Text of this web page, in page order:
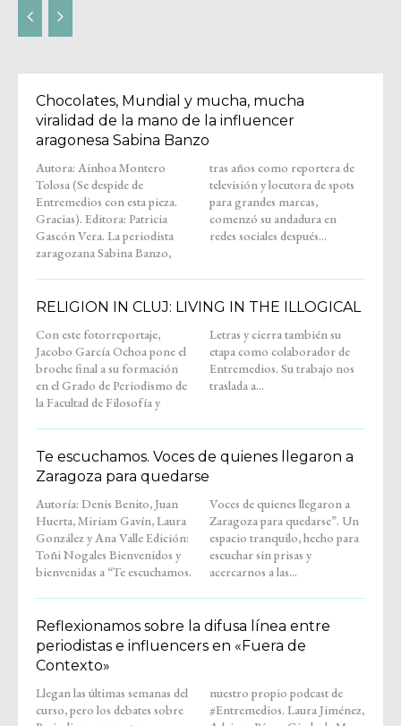
Chocolates, Mundial y mucha, mucha
viralidad de la mano de la influencer
aragonesa Sabina Banzo
Autora: Ainhoa Montero
Tolosa (Se despide de
Entremedios con esta pieza.
Gracias). Editora: Patricia
Gascón Vera. La periodista
zaragozana Sabina Banzo,
tras años como reportera de
televisión y locutora de spots
para grandes marcas,
comenzó su andadura en
redes sociales después...
RELIGION IN CLUJ: LIVING IN THE ILLOGICAL
Con este fotorreportaje,
Jacobo García Ochoa pone el
broche final a su formación
en el Grado de Periodismo de
la Facultad de Filosofía y
Letras y cierra también su
etapa como colaborador de
Entremedios. Su trabajo nos
traslada a...
Te escuchamos. Voces de quienes llegaron a
Zaragoza para quedarse
Autoría: Denis Benito, Juan
Huerta, Miriam Gavín, Laura
González y Ana Valle Edición:
Toñi Nogales Bienvenidos y
bienvenidas a “Te escuchamos.
Voces de quienes llegaron a
Zaragoza para quedarse”. Un
espacio tranquilo, hecho para
escuchar sin prisas y
acercarnos a las...
Reflexionamos sobre la difusa línea entre
periodistas e influencers en «Fuera de
Contexto»
Llegan las últimas semanas del
curso, pero los debates sobre
nuestro propio podcast de
#Entremedios. Laura Jiménez,